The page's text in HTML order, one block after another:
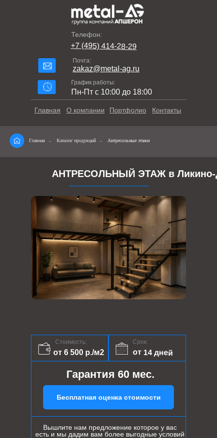
Телефон:
+7 (495) 414-28-29
Почта:
zakaz@metal-ag.ru
График работы:
Пн-Пт с 10:00 до 18:00
Контакты
Портфолио
О компании
Главная
Главная → Каталог продукций → Антресольные этажи
АНТРЕСОЛЬНЫЙ ЭТАЖ в Ликино-
Срок:
от 14 дней
Стоимость:
от 6 500 р./м2
Гарантия 60 мес.
Бесплатная оценка стоимости
Вышлите нам предложение которое у вас
есть и мы дадим вам более выгодные условий